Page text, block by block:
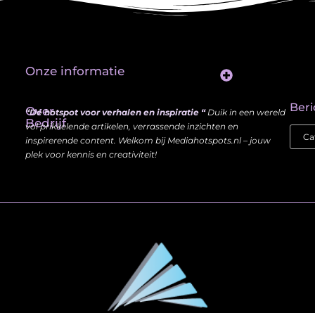
Over
Bedrijf
“Dé hotspot voor verhalen en inspiratie “Duik in een wereld
vol prikkelende artikelen, verrassende inzichten en
inspirerende content. Welkom bij Mediahotspots.nl – jouw
plek voor kennis en creativiteit!
Onze informatie